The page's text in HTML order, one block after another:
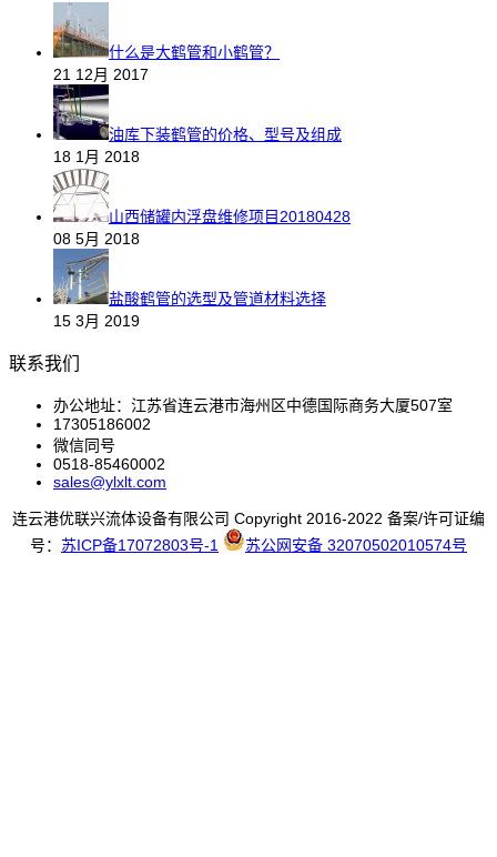
什么是大鹤管和小鹤管？
21 12月 2017
油库下装鹤管的价格、型号及组成
18 1月 2018
山西储罐内浮盘维修项目20180428
08 5月 2018
盐酸鹤管的选型及管道材料选择
15 3月 2019
联系我们
办公地址：江苏省连云港市海州区中德国际商务大厦507室
17305186002
微信同号
0518-85460002
sales@ylxlt.com
连云港优联兴流体设备有限公司 Copyright 2016-2022 备案/许可证编
号： 苏ICP备17072803号-1 苏公网安备 32070502010574号